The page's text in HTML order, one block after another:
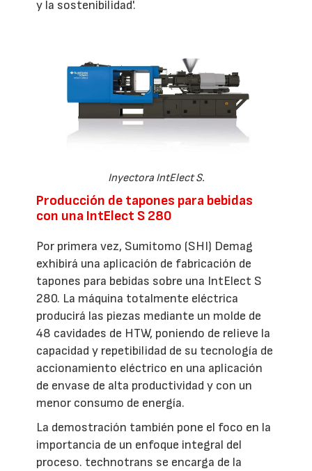
y la sostenibilidad'.
Inyectora IntElect S.
Producción de tapones para bebidas
con una IntElect S 280
Por primera vez, Sumitomo (SHI) Demag
exhibirá una aplicación de fabricación de
tapones para bebidas sobre una IntElect S
280. La máquina totalmente eléctrica
producirá las piezas mediante un molde de
48 cavidades de HTW, poniendo de relieve la
capacidad y repetibilidad de su tecnología de
accionamiento eléctrico en una aplicación
de envase de alta productividad y con un
menor consumo de energía.
La demostración también pone el foco en la
importancia de un enfoque integral del
proceso. technotrans se encarga de la